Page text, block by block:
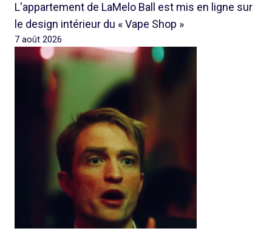
L'appartement de LaMelo Ball est mis en ligne sur
le design intérieur du « Vape Shop »
7 août 2026